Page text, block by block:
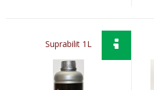
Suprabilit 1L